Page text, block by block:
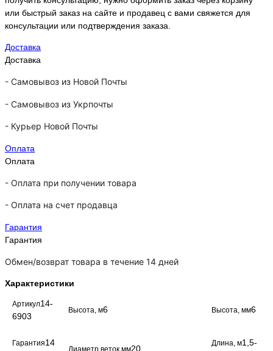
или быстрый заказ на сайте и продавец с вами свяжется для
консультации или подтверждения заказа.
Доставка
Доставка
- Самовывоз из Новой Почты
- Самовывоз из Укрпочты
- Курьер Новой Почты
Оплата
Оплата
- Оплата при получении товара
- Оплата на счет продавца
Гарантия
Гарантия
Обмен/возврат товара в течение 14 дней
Характеристики
Артикул14-
6903
Высота, м6 Высота, мм6
Гарантия14
20
Длина, м1,5-